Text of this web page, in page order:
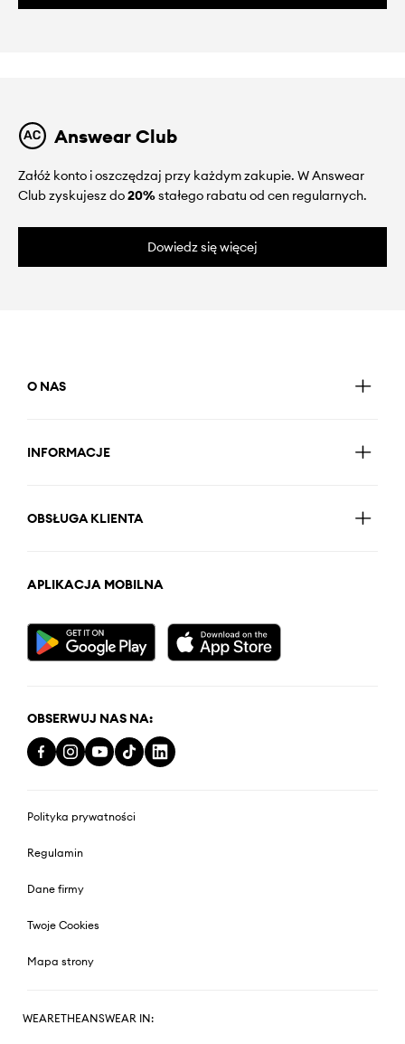
Answear Club
Załóż konto i oszczędzaj przy każdym zakupie. W Answear
Club zyskujesz do20%stałego rabatu od cen regularnych.
Dowiedz się więcej
O NAS
INFORMACJE
OBSŁUGA KLIENTA
APLIKACJA MOBILNA
OBSERWUJ NAS NA:
Polityka prywatności
Regulamin
Dane firmy
Twoje Cookies
Mapa strony
WEARETHEANSWEAR IN: